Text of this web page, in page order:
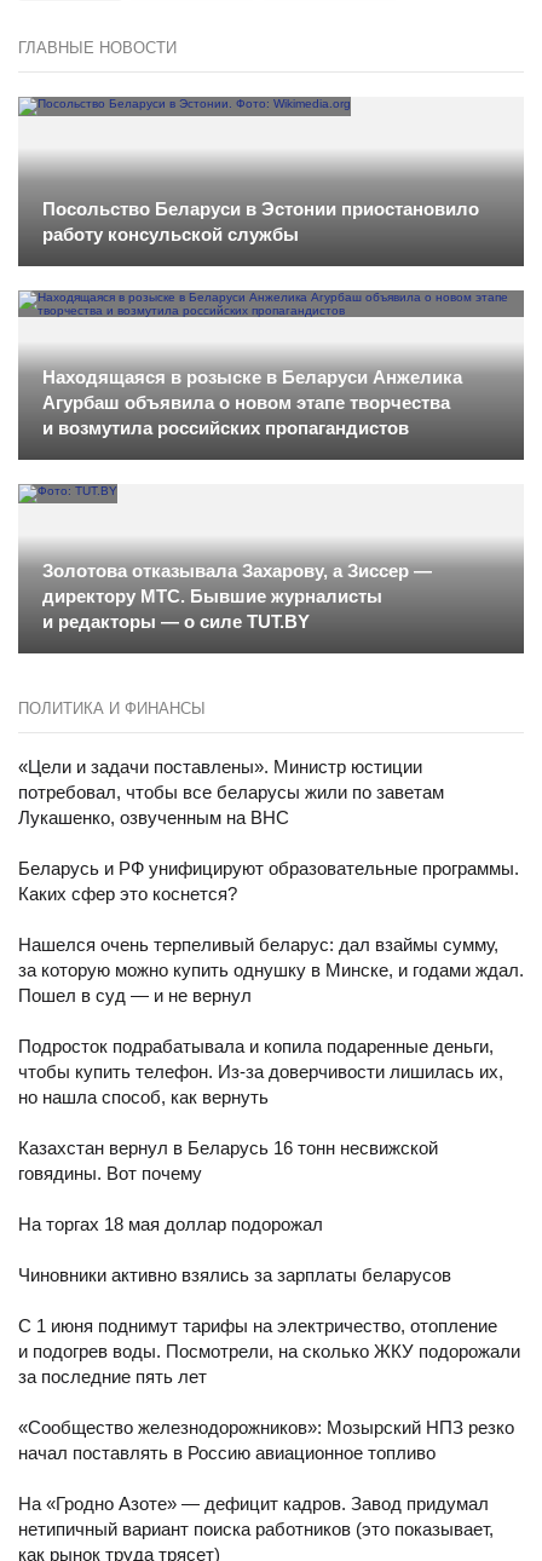
ГЛАВНЫЕ НОВОСТИ
Посольство Беларуси в Эстонии приостановило
работу консульской службы
Находящаяся в розыске в Беларуси Анжелика
Агурбаш объявила о новом этапе творчества
и возмутила российских пропагандистов
Золотова отказывала Захарову, а Зиссер —
директору МТС. Бывшие журналисты
и редакторы — о силе TUT.BY
ПОЛИТИКА И ФИНАНСЫ
«Цели и задачи поставлены». Министр юстиции
потребовал, чтобы все беларусы жили по заветам
Лукашенко, озвученным на ВНС
Беларусь и РФ унифицируют образовательные программы.
Каких сфер это коснется?
Нашелся очень терпеливый беларус: дал взаймы сумму,
за которую можно купить однушку в Минске, и годами ждал.
Пошел в суд — и не вернул
Подросток подрабатывала и копила подаренные деньги,
чтобы купить телефон. Из-за доверчивости лишилась их,
но нашла способ, как вернуть
Казахстан вернул в Беларусь 16 тонн несвижской
говядины. Вот почему
На торгах 18 мая доллар подорожал
Чиновники активно взялись за зарплаты беларусов
С 1 июня поднимут тарифы на электричество, отопление
и подогрев воды. Посмотрели, на сколько ЖКУ подорожали
за последние пять лет
«Сообщество железнодорожников»: Мозырский НПЗ резко
начал поставлять в Россию авиационное топливо
На «Гродно Азоте» — дефицит кадров. Завод придумал
нетипичный вариант поиска работников (это показывает,
как рынок труда трясет)